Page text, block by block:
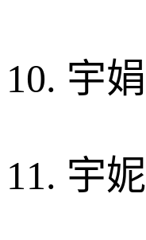
10. 宇娟
11. 宇妮